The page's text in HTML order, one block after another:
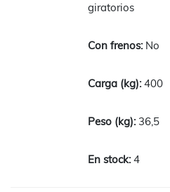
giratorios
No
400
36,5
4